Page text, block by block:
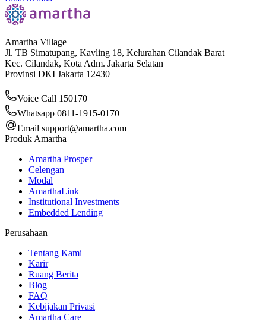
Amartha Village
Jl. TB Simatupang, Kavling 18, Kelurahan Cilandak Barat
Kec. Cilandak, Kota Adm. Jakarta Selatan
Provinsi DKI Jakarta 12430
Voice Call 150170
Whatsapp 0811-1915-0170
Email support@amartha.com
Produk Amartha
Amartha Prosper
Celengan
Modal
AmarthaLink
Institutional Investments
Embedded Lending
Perusahaan
Tentang Kami
Karir
Ruang Berita
Blog
FAQ
Kebijakan Privasi
Amartha Care